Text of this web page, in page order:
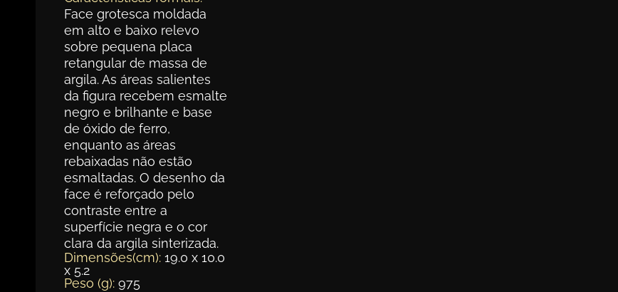
Face grotesca moldada
em alto e baixo relevo
sobre pequena placa
retangular de massa de
argila. As áreas salientes
da figura recebem esmalte
negro e brilhante e base
de óxido de ferro,
enquanto as áreas
rebaixadas não estão
esmaltadas. O desenho da
face é reforçado pelo
contraste entre a
superfície negra e o cor
clara da argila sinterizada.
Dimensões(cm): 19.0 x 10.0
x 5.2
Peso (g): 975